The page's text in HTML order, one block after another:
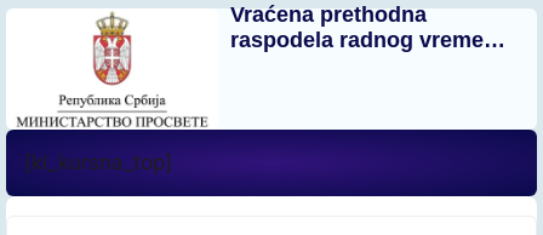
Vraćena prethodna
raspodela radnog vreme…
[kl_kursna_top]